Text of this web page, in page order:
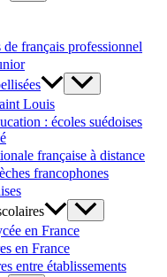
français professionnel
Louis
: écoles suédoises
française à distance
francophones
en France
en France
entre établissements